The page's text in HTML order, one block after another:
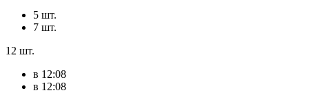
5 шт.
7 шт.
12 шт.
в 12:08
в 12:08